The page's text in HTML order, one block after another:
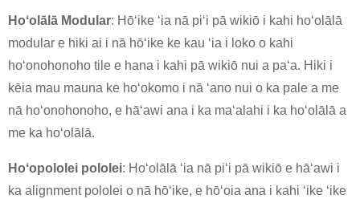
Hoʻolālā Modular: Hōʻike ʻia nā piʻi pā wikiō i kahi hoʻolālā
modular e hiki ai i nā hōʻike ke kau ʻia i loko o kahi
hoʻonohonoho tile e hana i kahi pā wikiō nui a paʻa. Hiki i
kēia mau mauna ke hoʻokomo i nā ʻano nui o ka pale a me
nā hoʻonohonoho, e hāʻawi ana i ka maʻalahi i ka hoʻolālā a
me ka hoʻolālā.
Hoʻopololei pololei: Hoʻolālā ʻia nā piʻi pā wikiō e hāʻawi i
ka alignment pololei o nā hōʻike, e hōʻoia ana i kahi ʻike ʻike